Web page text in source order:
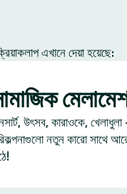
এখানে দেয়া হয়েছে:
উৎসব, কারাওকে,
নতুন কারো সাথে